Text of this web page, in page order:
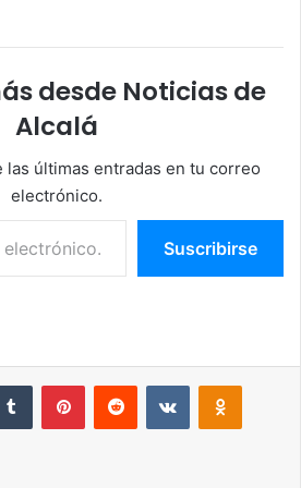
desde Noticias de
Alcalá
últimas entradas en tu correo
electrónico.
Suscribirse